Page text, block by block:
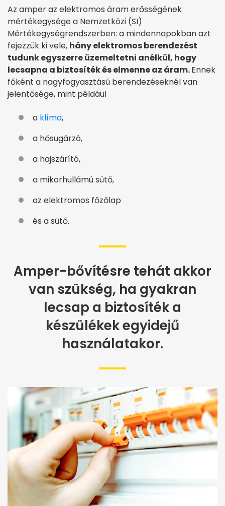
Az amper az elektromos áram erősségének
mértékegysége a Nemzetközi (SI)
Mértékegységrendszerben: a mindennapokban azt
fejezzük ki vele, hány elektromos berendezést
tudunk egyszerre üzemeltetni anélkül, hogy
lecsapna a biztosíték és elmenne az áram.Ennek
főként a nagyfogyasztású berendezéseknél van
jelentősége, mint például
a klíma,
a hősugárzó,
a hajszárító,
a mikorhullámú sütő,
az elektromos főzőlap
és a sütő.
Amper-bővítésre tehát akkor
van szükség, ha gyakran
lecsap a biztosíték a
készülékek egyidejű
használatakor.